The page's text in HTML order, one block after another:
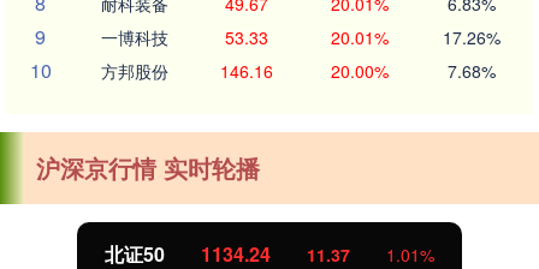
9 一博科技 53.33 20.01% 17.26%
10 方邦股份 146.16 20.00% 7.68%
沪深京行情 实时轮播
北证50 1134.24 11.37 1.01%